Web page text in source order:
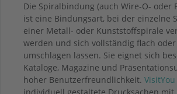
Die Spiralbindung (auch Wire-O- oder
ist eine Bindungsart, bei der einzelne
einer Metall- oder Kunststoffspirale
werden und sich vollständig flach oder
umschlagen lassen. Sie eignet sich
Kataloge, Magazine und
hoher Benutzerfreundlichkeit.VisitYou